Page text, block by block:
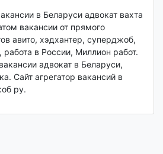
в Беларуси адвокат вахта
вакансии от прямого
авито, хэдхантер, суперджоб,
работа в России, Миллион работ.
адвокат в Беларуси,
Сайт агрегатор вакансий в
ру.